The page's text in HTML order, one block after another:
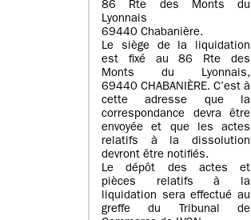
86 Rte des Monts du
Lyonnais
69440 Chabanière.
Le siège de la liquidation
est fixé au 86 Rte des
Monts du Lyonnais,
69440 CHABANIÈRE. C’est à
cette adresse que la
correspondance devra être
envoyée et que les actes
relatifs à la dissolution
devront être notifiés.
Le dépôt des actes et
pièces relatifs à la
liquidation sera effectué au
greffe du Tribunal de